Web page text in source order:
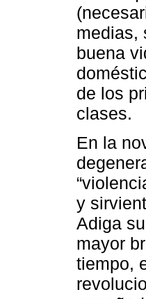
medias,
buena
de los
clases.
En la
y
Adiga
mayor
tiempo,